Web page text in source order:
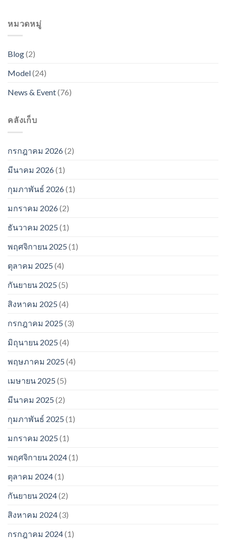
หมวดหมู่
Blog(2)
Model(24)
News & Event(76)
คลังเก็บ
กรกฎาคม 2026(2)
มีนาคม 2026(1)
กุมภาพันธ์ 2026(1)
มกราคม 2026(2)
ธันวาคม 2025 (1)
พฤศจิกายน 2025 (1)
ตุลาคม 2025 (4)
กันยายน 2025 (5)
สิงหาคม 2025 (4)
กรกฎาคม 2025 (3)
มิถุนายน 2025 (4)
พฤษภาคม 2025 (4)
เมษายน 2025 (5)
มีนาคม 2025 (2)
กุมภาพันธ์ 2025 (1)
มกราคม 2025 (1)
พฤศจิกายน 2024(1)
ตุลาคม 2024(1)
กันยายน 2024(2)
สิงหาคม 2024(3)
กรกฎาคม 2024(1)